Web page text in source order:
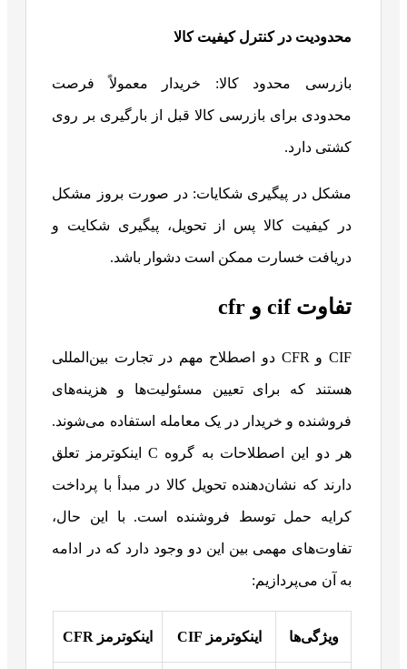
محدودیت در کنترل کیفیت کالا
بازرسی محدود کالا: خریدار معمولاً فرصت
محدودی برای بازرسی کالا قبل از بارگیری بر روی
کشتی دارد.
مشکل در پیگیری شکایات: در صورت بروز مشکل
در کیفیت کالا پس از تحویل، پیگیری شکایت و
دریافت خسارت ممکن است دشوار باشد.
تفاوت cif و cfr
CIF و CFR دو اصطلاح مهم در تجارت بین‌المللی
هستند که برای تعیین مسئولیت‌ها و هزینه‌های
فروشنده و خریدار در یک معامله استفاده می‌شوند.
هر دو این اصطلاحات به گروه C اینکوترمز تعلق
دارند که نشان‌دهنده‌ تحویل کالا در مبدأ با پرداخت
کرایه حمل توسط فروشنده است. با این حال،
تفاوت‌های مهمی بین این دو وجود دارد که در ادامه
به آن می‌پردازیم:
ویژگی‌ها اینکوترمز CIF اینکوترمز CFR